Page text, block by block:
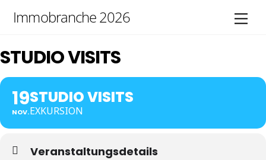
Immobranche 2026
STUDIO VISITS
19
NOV.
STUDIO VISITS
EXKURSION
Veranstaltungsdetails